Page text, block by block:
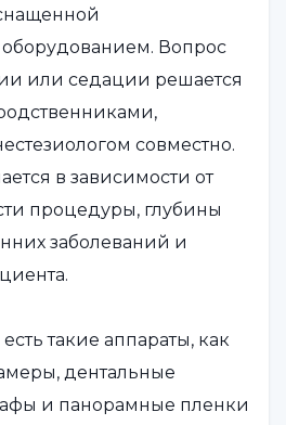
Вопрос
или седации решается
совместно.
в зависимости от
процедуры, глубины
заболеваний и
такие аппараты, как
дентальные
и панорамные пленки